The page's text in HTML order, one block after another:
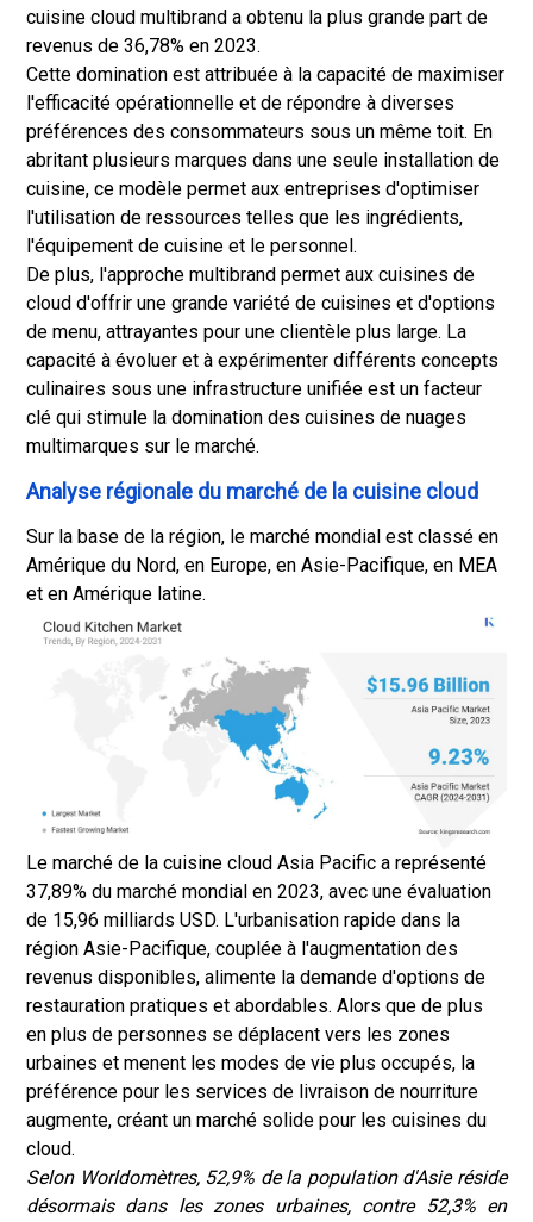
cuisine cloud multibrand a obtenu la plus grande part de
revenus de 36,78% en 2023.
Cette domination est attribuée à la capacité de maximiser
l'efficacité opérationnelle et de répondre à diverses
préférences des consommateurs sous un même toit. En
abritant plusieurs marques dans une seule installation de
cuisine, ce modèle permet aux entreprises d'optimiser
l'utilisation de ressources telles que les ingrédients,
l'équipement de cuisine et le personnel.
De plus, l'approche multibrand permet aux cuisines de
cloud d'offrir une grande variété de cuisines et d'options
de menu, attrayantes pour une clientèle plus large. La
capacité à évoluer et à expérimenter différents concepts
culinaires sous une infrastructure unifiée est un facteur
clé qui stimule la domination des cuisines de nuages
multimarques sur le marché.
Analyse régionale du marché de la cuisine cloud
Sur la base de la région, le marché mondial est classé en
Amérique du Nord, en Europe, en Asie-Pacifique, en MEA
et en Amérique latine.
Le marché de la cuisine cloud Asia Pacific a représenté
37,89% du marché mondial en 2023, avec une évaluation
de 15,96 milliards USD. L'urbanisation rapide dans la
région Asie-Pacifique, couplée à l'augmentation des
revenus disponibles, alimente la demande d'options de
restauration pratiques et abordables. Alors que de plus
en plus de personnes se déplacent vers les zones
urbaines et menent les modes de vie plus occupés, la
préférence pour les services de livraison de nourriture
augmente, créant un marché solide pour les cuisines du
cloud.
Selon Worldomètres, 52,9% de la population d'Asie réside
désormais dans les zones urbaines, contre 52,3% en